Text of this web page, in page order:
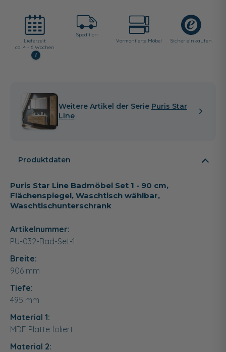
Lieferzeit:
ca. 4 - 6 Wochen
i
Spedition
Vormontierte Möbel
Sicher einkaufen
Weitere Artikel der Serie Puris Star
Line
Produktdaten
Puris Star Line Badmöbel Set 1 - 90 cm,
Flächenspiegel, Waschtisch wählbar,
Waschtischunterschrank
Artikelnummer:
PU-032-Bad-Set-1
Breite:
906 mm
Tiefe:
495 mm
Material 1:
MDF Platte foliert
Material 2: